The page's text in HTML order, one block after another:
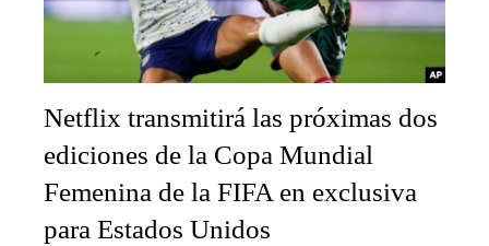
Netflix transmitirá las próximas dos
ediciones de la Copa Mundial
Femenina de la FIFA en exclusiva
para Estados Unidos